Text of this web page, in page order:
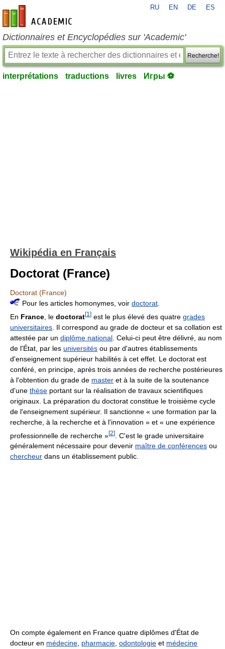
fr-academic.com
RU EN DE ES
Dictionnaires et Encyclopédies sur 'Academic'
Recherche!
interprétations traductions livres Игры ⚽
Wikipédia en Français
Doctorat (France)
Doctorat (France)
Pour les articles homonymes, voir doctorat
En France , le doctorat[1 ] est le plus élevé des quatre grades
universitaires . Il correspond au grade de docteur et sa collation est
attestée par un diplôme national . Celui-ci peut être délivré, au nom
de l'État, par les universités ou par d'autres établissements
d'enseignement supérieur habilités à cet effet. Le doctorat est
conféré, en principe, après trois années de recherche postérieures
à l'obtention du grade de master et à la suite de la soutenance
d'une thèse portant sur la réalisation de travaux scientifiques
originaux. La préparation du doctorat constitue le troisième cycle
de l'enseignement supérieur. Il sanctionne « une formation par la
recherche, à la recherche et à l'innovation » et « une expérience
professionnelle de recherche »[2]
. C'est le grade universitaire
généralement nécessaire pour devenir maître de conférences ou
chercheur dans un établissement public.
On compte également en France quatre diplômes d'État de
docteur en médecine, pharmacie, odontologie et médecine